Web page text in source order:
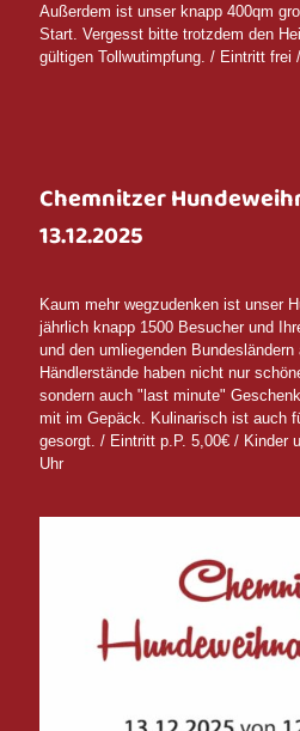
Außerdem ist unser knapp 400qm
Start. Vergesst bitte trotzdem den
gültigen Tollwutimpfung. / Eintritt frei
Chemnitzer
13.12.2025
Kaum mehr wegzudenken ist unser
jährlich knapp 1500 Besucher und
und den umliegenden
Händlerstände haben nicht nur
sondern auch "last minute"
mit im Gepäck. Kulinarisch ist auch
gesorgt. / Eintritt p.P. 5,00€ / Kinder
Uhr